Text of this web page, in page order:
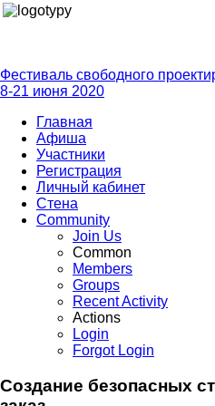
Фестиваль свободного
8-21 июня 2020
Главная
Афиша
Участники
Регистрация
Личный кабинет
Стена
Community
Join Us
Common
Members
Groups
Recent Activity
Actions
Login
Forgot Login
Создание безопасных